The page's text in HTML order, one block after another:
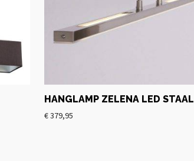
HANGLAMP ZELENA LED STAAL
€379,95